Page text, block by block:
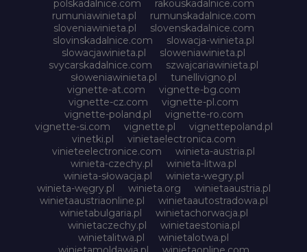
polskadalnice.com
rakouskadalnice.com
rumuniawinieta.pl
rumunskadalnice.com
sloveniawinieta.pl
slovenskadalnice.com
slovinskadalnice.com
slowacja-winieta.pl
slowacjawinieta.pl
sloweniawinieta.pl
svycarskadalnice.com
szwajcariawinieta.pl
słoweniawinieta.pl
tunellivigno.pl
vignette-at.com
vignette-bg.com
vignette-cz.com
vignette-pl.com
vignette-poland.pl
vignette-ro.com
vignette-si.com
vignette.pl
vignettepoland.pl
vinetki.pl
vinietaelectronica.com
vinieteelectronice.com
winieta-austria.pl
winieta-czechy.pl
winieta-litwa.pl
winieta-słowacja.pl
winieta-wegry.pl
winieta-węgry.pl
winieta.org
winietaaustria.pl
winietaaustriaonline.pl
winietaautostradowa.pl
winietabulgaria.pl
winietachorwacja.pl
winietaczechy.pl
winietaestonia.pl
winietalitwa.pl
winietalotwa.pl